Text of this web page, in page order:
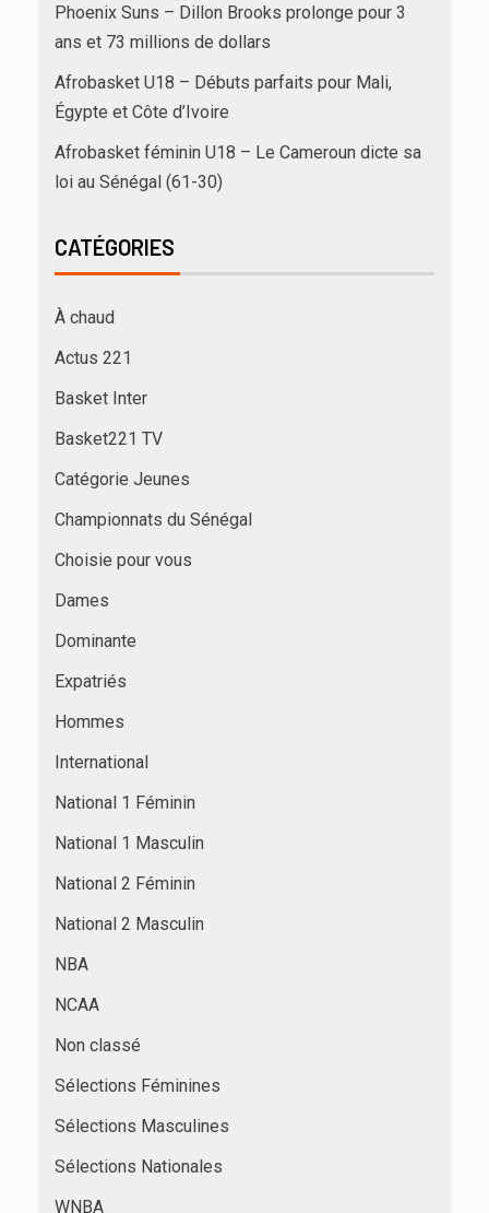
Phoenix Suns – Dillon Brooks prolonge pour 3
ans et 73 millions de dollars
Afrobasket U18 – Débuts parfaits pour Mali,
Égypte et Côte d’Ivoire
Afrobasket féminin U18 – Le Cameroun dicte sa
loi au Sénégal (61-30)
CATÉGORIES
À chaud
Actus 221
Basket Inter
Basket221 TV
Catégorie Jeunes
Championnats du Sénégal
Choisie pour vous
Dames
Dominante
Expatriés
Hommes
International
National 1 Féminin
National 1 Masculin
National 2 Féminin
National 2 Masculin
NBA
NCAA
Non classé
Sélections Féminines
Sélections Masculines
Sélections Nationales
WNBA